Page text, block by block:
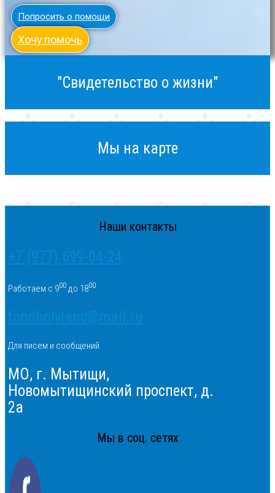
Попросить о помощи
Хочу помочь
"Свидетельство о жизни"
Мы на карте
Наши контакты
+7 (977) 699-04-24
Работаем с 900 до 1800
fondholyland@mail.ru
Для писем и сообщений
МО, г. Мытищи,
Новомытищинский проспект, д.
2а
Мы в соц. сетях